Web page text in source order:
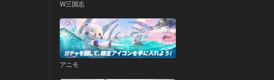
W三国志
アニモ